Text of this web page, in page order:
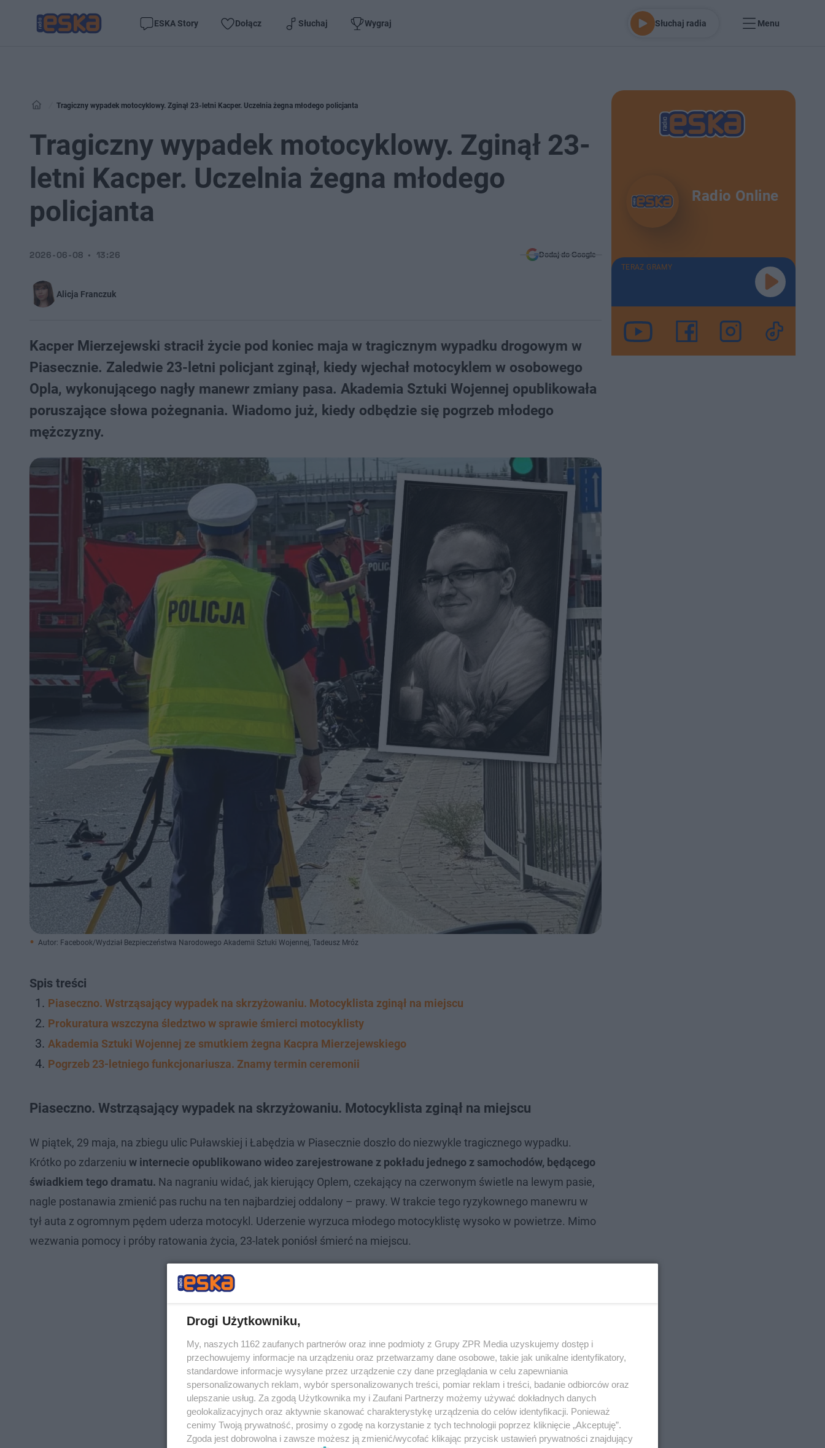
ESKA Story Dołącz Słuchaj Wygraj Słuchaj radia Menu
Tragiczny wypadek motocyklowy. Zginął 23-letni Kacper. Uczelnia żegna młodego policjanta
Tragiczny wypadek motocyklowy. Zginął 23-
letni Kacper. Uczelnia żegna młodego
policjanta
Alicja Franczuk
2026-06-08 13:26 Dodaj do Google
Kacper Mierzejewski stracił życie pod koniec maja w tragicznym wypadku drogowym w
Piasecznie. Zaledwie 23-letni policjant zginął, kiedy wjechał motocyklem w osobowego
Opla, wykonującego nagły manewr zmiany pasa. Akademia Sztuki Wojennej opublikowała
poruszające słowa pożegnania. Wiadomo już, kiedy odbędzie się pogrzeb młodego
mężczyzny.
Autor: Facebook/Wydział Bezpieczeństwa Narodowego Akademii Sztuki Wojennej, Tadeusz Mróz
Spis treści
Piaseczno. Wstrząsający wypadek na skrzyżowaniu. Motocyklista zginął na miejscu
Prokuratura wszczyna śledztwo w sprawie śmierci motocyklisty
Akademia Sztuki Wojennej ze smutkiem żegna Kacpra Mierzejewskiego
Pogrzeb 23-letniego funkcjonariusza. Znamy termin ceremonii
Piaseczno. Wstrząsający wypadek na skrzyżowaniu. Motocyklista zginął na miejscu
W piątek, 29 maja, na zbiegu ulic Puławskiej i Łabędzia w Piasecznie doszło do niezwykle tragicznego wypadku.
Krótko po zdarzeniu w internecie opublikowano wideo zarejestrowane z pokładu jednego z samochodów, będącego
świadkiem tego dramatu. Na nagraniu widać, jak kierujący Oplem, czekający na czerwonym świetle na lewym pasie,
nagle postanawia zmienić pas ruchu na ten najbardziej oddalony – prawy. W trakcie tego ryzykownego manewru w
tył auta z ogromnym pędem uderza motocykl. Uderzenie wyrzuca młodego motocyklistę wysoko w powietrze. Mimo
wezwania pomocy i próby ratowania życia, 23-latek poniósł śmierć na miejscu.
Radio Online
TERAZ GRAMY
Drogi Użytkowniku,
My, naszych 1162 zaufanych partnerów oraz inne podmioty z Grupy ZPR Media uzyskujemy dostęp i
przechowujemy informacje na urządzeniu oraz przetwarzamy dane osobowe, takie jak unikalne identyfikatory,
standardowe informacje wysyłane przez urządzenie czy dane przeglądania w celu zapewniania
spersonalizowanych reklam, wybór spersonalizowanych treści, pomiar reklam i treści, badanie odbiorców oraz
ulepszanie usług. Za zgodą Użytkownika my i Zaufani Partnerzy możemy używać dokładnych danych
geolokalizacyjnych oraz aktywnie skanować charakterystykę urządzenia do celów identyfikacji. Ponieważ
cenimy Twoją prywatność, prosimy o zgodę na korzystanie z tych technologii poprzez kliknięcie „Akceptuję”.
Zgoda jest dobrowolna i zawsze możesz ją zmienić/wycofać klikając przycisk ustawień prywatności znajdujący